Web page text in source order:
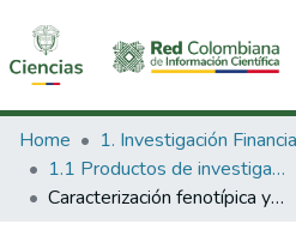
Communities & Collections
All of DSpace
Home
1.1 Productos de investigación
Caracterización fenotípica y molecular de los cerdos criollos de Colombia casco de Mula, Zungo y Sanpedreño.